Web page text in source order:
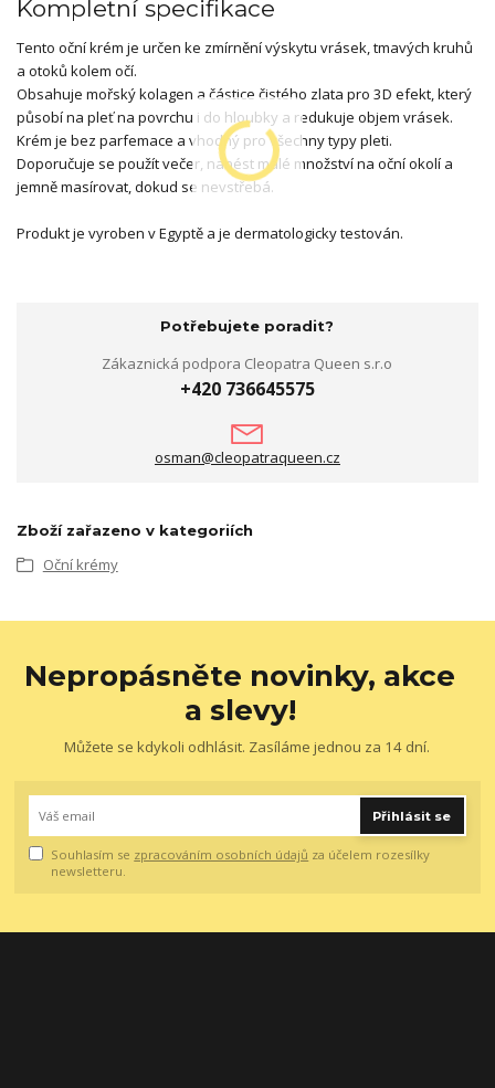
Kompletní specifikace
Tento oční krém je určen ke zmírnění výskytu vrásek, tmavých kruhů
a otoků kolem očí.
Obsahuje mořský kolagen a částice čistého zlata pro 3D efekt, který
působí na pleť na povrchu i do hloubky a redukuje objem vrásek.
Krém je bez parfemace a vhodný pro všechny typy pleti.
Doporučuje se použít večer, nanést malé množství na oční okolí a
jemně masírovat, dokud se nevstřebá.
Produkt je vyroben v Egyptě a je dermatologicky testován.
Potřebujete poradit?
Zákaznická podpora Cleopatra Queen s.r.o
+420 736645575
osman@cleopatraqueen.cz
Zboží zařazeno v kategoriích
Oční krémy
Nepropásněte novinky, akce
a slevy!
Můžete se kdykoli odhlásit. Zasíláme jednou za 14 dní.
Přihlásit se
Souhlasím se zpracováním osobních údajů za účelem rozesílky
newsletteru.